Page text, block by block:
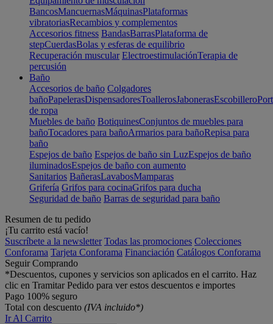
BancosMancuernasMáquinasPlataformas
vibratoriasRecambios y complementos
Accesorios fitness BandasBarrasPlataforma de
stepCuerdasBolas y esferas de equilibrio
Recuperación muscular ElectroestimulaciónTerapia de
percusión
Baño
Accesorios de baño Colgadores
bañoPapelerasDispensadoresToallerosJabonerasEscobillero
de ropa
Muebles de baño BotiquinesConjuntos de muebles para
bañoTocadores para bañoArmarios para bañoRepisa para
baño
Espejos de baño Espejos de baño sin LuzEspejos de baño
iluminadosEspejos de baño con aumento
Sanitarios BañerasLavabosMamparas
Grifería Grifos para cocinaGrifos para ducha
Seguridad de baño Barras de seguridad para baño
Resumen de tu pedido
¡Tu carrito está vacío!
Suscríbete a la newsletter Todas las promociones Colecciones
Conforama Tarjeta Conforama Financiación Catálogos Conforama
Seguir Comprando
*Descuentos, cupones y servicios son aplicados en el carrito. Haz
clic en Tramitar Pedido para ver estos descuentos e importes
Pago 100% seguro
Total con descuento (IVA incluido*)
Ir Al Carrito